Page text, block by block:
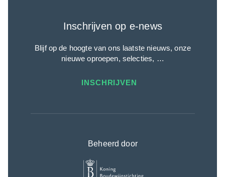
Inschrijven op e-news
Blijf op de hoogte van ons laatste nieuws, onze
nieuwe oproepen, selecties, …
INSCHRIJVEN
Beheerd door